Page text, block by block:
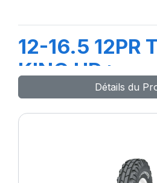
12-16.5 12PR
KING HD+
Détails du